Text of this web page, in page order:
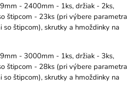
- 2400mm - 1ks, držiak - 2ks,
štipcom - 23ks (pri výbere parametra
so štipcom), skrutky a hmoždinky na
- 3000mm - 1ks, držiak - 3ks,
štipcom - 28ks (pri výbere parametra
so štipcom), skrutky a hmoždinky na